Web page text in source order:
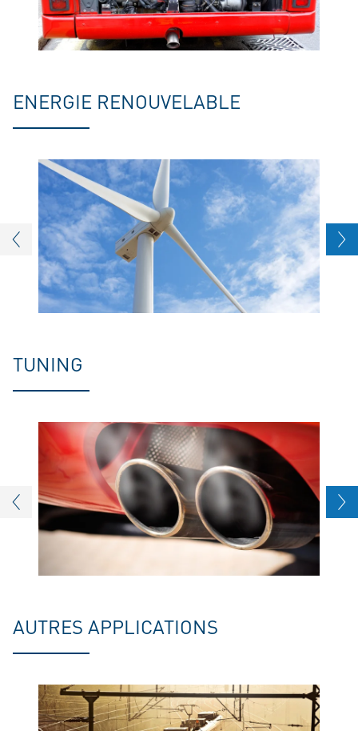
ENERGIE RENOUVELABLE
TUNING
AUTRES APPLICATIONS